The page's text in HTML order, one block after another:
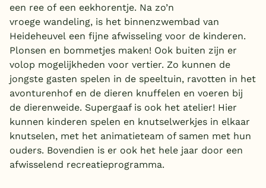
een ree of een eekhorentje. Na zo’n
vroege wandeling, is het binnenzwembad van
Heideheuvel een fijne afwisseling voor de kinderen.
Plonsen en bommetjes maken! Ook buiten zijn er
volop mogelijkheden voor vertier. Zo kunnen de
jongste gasten spelen in de speeltuin, ravotten in het
avonturenhof en de dieren knuffelen en voeren bij
de dierenweide. Supergaaf is ook het atelier! Hier
kunnen kinderen spelen en knutselwerkjes in elkaar
knutselen, met het animatieteam of samen met hun
ouders. Bovendien is er ook het hele jaar door een
afwisselend recreatieprogramma.